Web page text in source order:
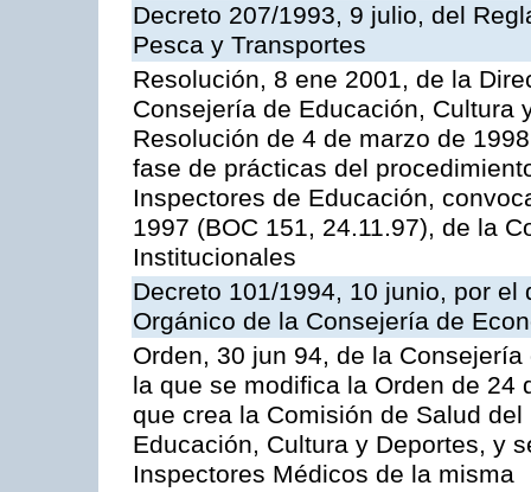
Decreto 207/1993, 9 julio, del
Pesca y Transportes
Resolución, 8 ene 2001, de la
Consejería de Educación, Cultura
Resolución de 4 de marzo de
fase de prácticas del
Inspectores de Educación,
1997 (BOC 151, 24.11.97), de la
Institucionales
Decreto 101/1994, 10 junio, por
Orgánico de la Consejería de
Orden, 30 jun 94, de la
la que se modifica la Orden de 24
que crea la Comisión de Salud
Educación, Cultura y Deportes, y
Inspectores Médicos de la misma